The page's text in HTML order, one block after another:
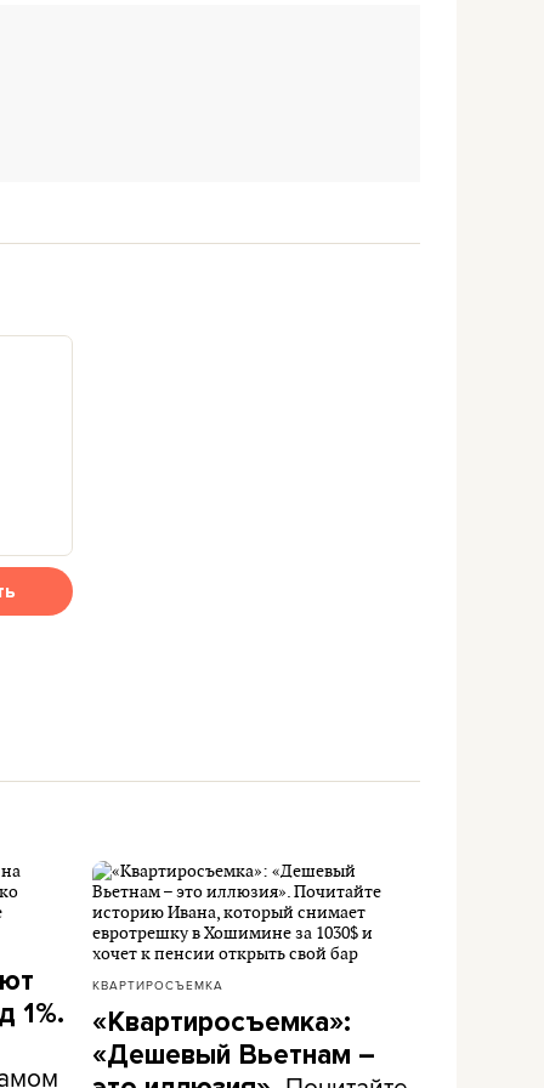
1%.
КВАРТИРОСЪЕМКА
«Квартиросъемка»:
«Дешевый Вьетнам –